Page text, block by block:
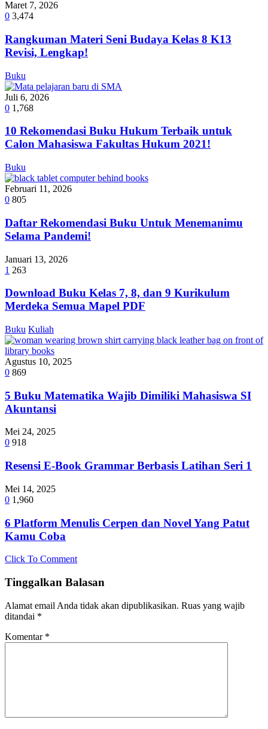
Maret 7, 2026
0 3,474
Rangkuman Materi Seni Budaya Kelas 8 K13
Revisi, Lengkap!
Buku
Juli 6, 2026
0 1,768
10 Rekomendasi Buku Hukum Terbaik untuk
Calon Mahasiswa Fakultas Hukum 2021!
Buku
Februari 11, 2026
0 805
Daftar Rekomendasi Buku Untuk Menemanimu
Selama Pandemi!
Januari 13, 2026
1 263
Download Buku Kelas 7, 8, dan 9 Kurikulum
Merdeka Semua Mapel PDF
Buku Kuliah
Agustus 10, 2025
0 869
5 Buku Matematika Wajib Dimiliki Mahasiswa SI
Akuntansi
Mei 24, 2025
0 918
Resensi E-Book Grammar Berbasis Latihan Seri 1
Mei 14, 2025
0 1,960
6 Platform Menulis Cerpen dan Novel Yang Patut
Kamu Coba
Click To Comment
Tinggalkan Balasan
Alamat email Anda tidak akan dipublikasikan. Ruas yang wajib
ditandai *
Komentar *